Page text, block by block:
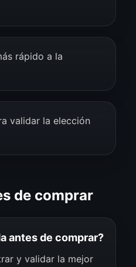
rápido a la
validar la elección
de comprar
antes de comprar?
y validar la mejor